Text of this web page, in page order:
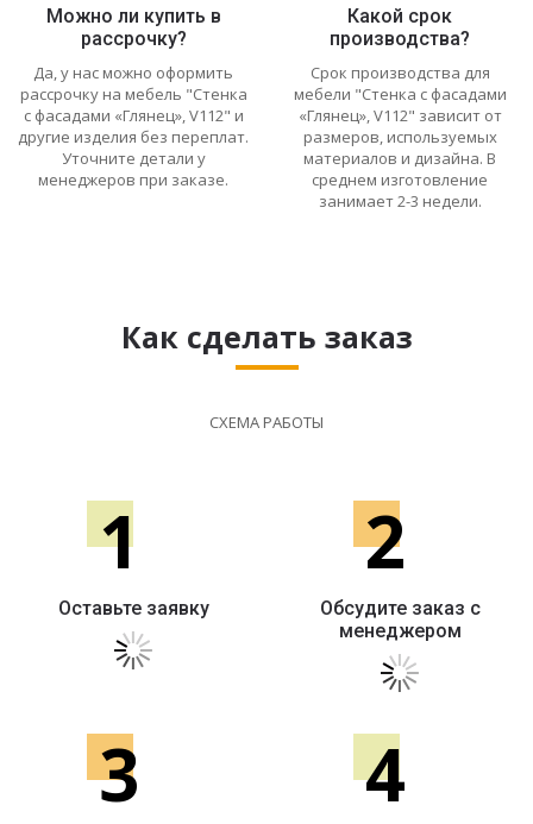
Можно ли купить в
рассрочку?
Да, у нас можно оформить
рассрочку на мебель "Стенка
с фасадами «Глянец», V112" и
другие изделия без переплат.
Уточните детали у
менеджеров при заказе.
Какой срок
производства?
Срок производства для
мебели "Стенка с фасадами
«Глянец», V112" зависит от
размеров, используемых
материалов и дизайна. В
среднем изготовление
занимает 2-3 недели.
Как сделать заказ
СХЕМА РАБОТЫ
1
Оставьте заявку
2
Обсудите заказ с
менеджером
3 4